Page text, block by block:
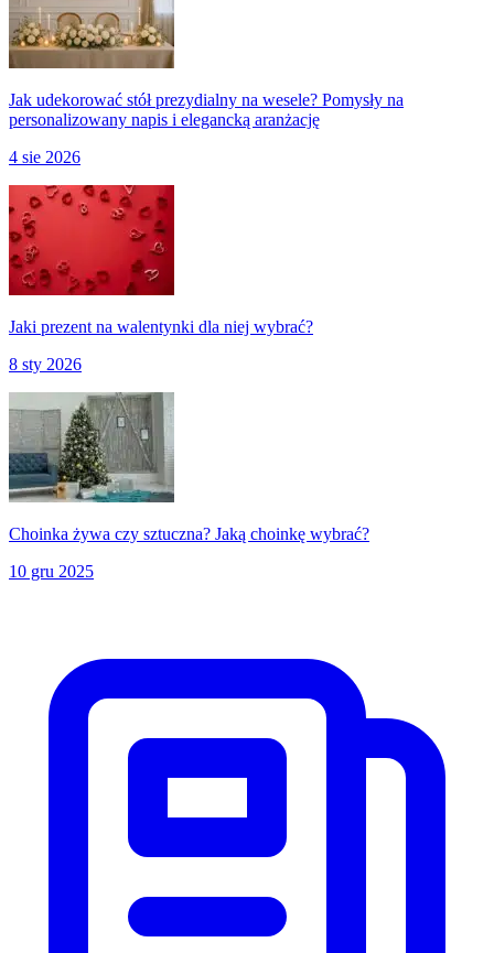
Jak udekorować stół prezydialny na wesele? Pomysły na
personalizowany napis i elegancką aranżację
4 sie 2026
Jaki prezent na walentynki dla niej wybrać?
8 sty 2026
Choinka żywa czy sztuczna? Jaką choinkę wybrać?
10 gru 2025